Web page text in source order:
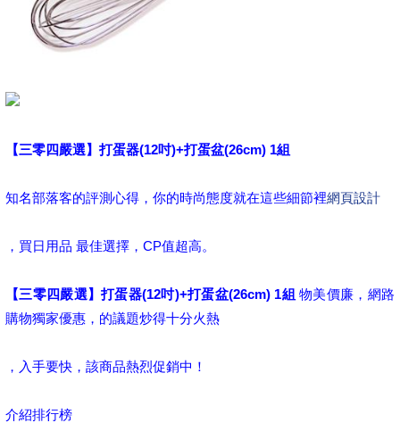
【三零四嚴選】打蛋器(12吋)+打蛋盆(26cm) 1組
知名部落客的評測心得，你的時尚態度就在這些細節裡網頁設計
，買日用品 最佳選擇，CP值超高。
【三零四嚴選】打蛋器(12吋)+打蛋盆(26cm) 1組 物美價廉，網路
購物獨家優惠，的議題炒得十分火熱
，入手要快，該商品熱烈促銷中！
介紹排行榜